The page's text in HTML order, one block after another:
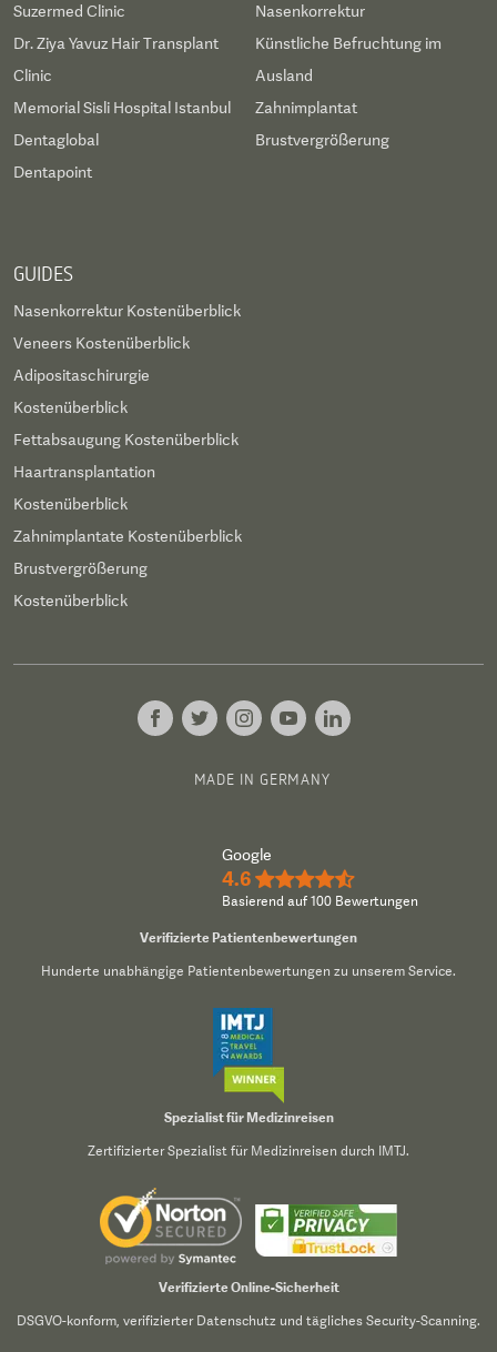
Suzermed Clinic
Dr. Ziya Yavuz Hair Transplant
Clinic
Memorial Sisli Hospital Istanbul
Dentaglobal
Dentapoint
Nasenkorrektur
Künstliche Befruchtung im
Ausland
Zahnimplantat
Brustvergrößerung
GUIDES
Nasenkorrektur Kostenüberblick
Veneers Kostenüberblick
Adipositaschirurgie
Kostenüberblick
Fettabsaugung Kostenüberblick
Haartransplantation
Kostenüberblick
Zahnimplantate Kostenüberblick
Brustvergrößerung
Kostenüberblick
MADE IN GERMANY
Google
4.6 ★★★★½
Basierend auf 100 Bewertungen
Verifizierte Patientenbewertungen
Hunderte unabhängige Patientenbewertungen zu unserem Service.
Spezialist für Medizinreisen
Zertifizierter Spezialist für Medizinreisen durch IMTJ.
Verifizierte Online-Sicherheit
DSGVO-konform, verifizierter Datenschutz und tägliches Security-Scanning.